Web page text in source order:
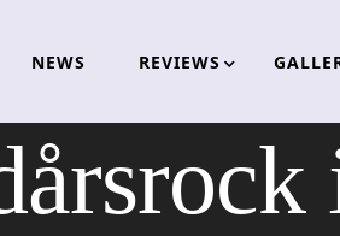
NEWS REVIEWS